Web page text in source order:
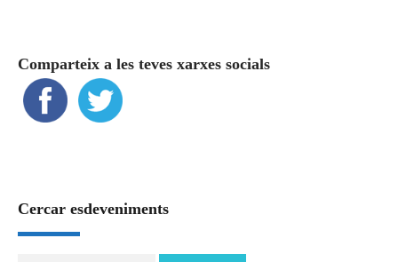
Comparteix a les teves xarxes socials
Cercar esdeveniments